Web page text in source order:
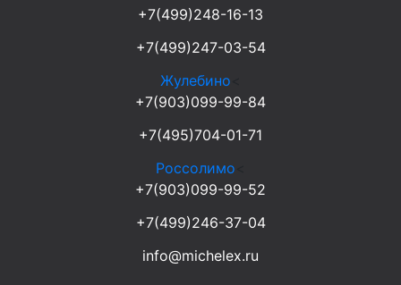
+7(499)248-16-13
+7(499)247-03-54
Жулебино
+7(903)099-99-84
+7(495)704-01-71
Россолимо
+7(903)099-99-52
+7(499)246-37-04
info@michelex.ru